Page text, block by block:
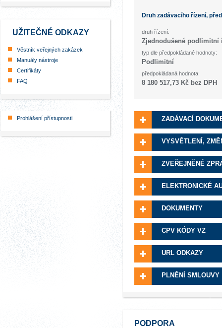
UŽITEČNÉ ODKAZY
Věstník veřejných zakázek
Manuály nástroje
Certifikáty
FAQ
Prohlášení přístupnosti
Druh zadávacího řízení,
druh řízení:
Zjednodušené podlimitní
typ dle předpokládané hodnoty:
Podlimitní
předpokládaná hodnota:
8 180 517,73 Kč bez DPH
ZADÁVACÍ
VYSVĚTLENÍ,
ZVEŘEJNĚNÉ
ELEKTRONICKÉ
DOKUMENTY
CPV KÓDY VZ
URL ODKAZY
PLNĚNÍ SMLOUVY
PODPORA